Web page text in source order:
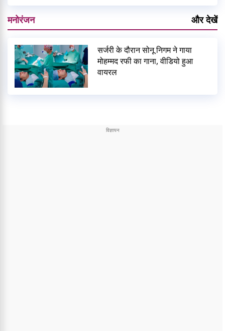
मनोरंजन और देखें
सर्जरी के दौरान सोनू निगम ने गाया
मोहम्मद रफी का गाना, वीडियो हुआ
वायरल